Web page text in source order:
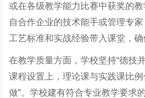
或在各级教学能力比赛中获奖的
自合作企业的技术能手或管理专
工艺标准和实战经验带入课堂，确
在教学质量方面，学校坚持“德技
课程设置上，理论课与实践课比
做”。学校建有符合专业教学要求